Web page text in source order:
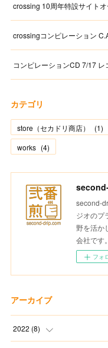
crossing 10周年特設サイトオ
crossingコンピレーション
コンピレーションCD 7/17
カテゴリ
store（セカドリ商店） (1)
works (4)
second-
ジオのプ
野を活か
会社です。
フォ
アーカイブ
2022 (8)